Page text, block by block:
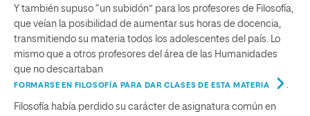
Y también supuso “un subidón” para los profesores de Filosofía,
que veían la posibilidad de aumentar sus horas de docencia,
transmitiendo su materia todos los adolescentes del país. Lo
mismo que a otros profesores del área de las Humanidades
que no descartaban
FORMARSE EN FILOSOFÍA PARA DAR CLASES DE ESTA MATERIA
Filosofía había perdido su carácter de asignatura común en